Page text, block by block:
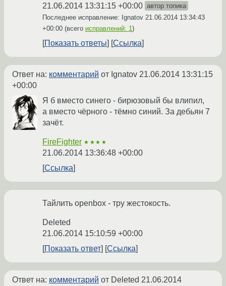
21.06.2014 13:31:15 +00:00 автор топика
Последнее исправление: Ignatov 21.06.2014 13:34:43
+00:00 (всего исправлений: 1)
Показать ответы Ссылка
Ответ на: комментарий от Ignatov 21.06.2014 13:31:15
+00:00
Я б вместо синего - бирюзовый бы влипил,
а вместо чёрного - тёмно синий. За дебьян 7
зачёт.
FireFighter ★★★★
21.06.2014 13:36:48 +00:00
Ссылка
Тайлить openbox - тру жестокость.
Deleted
21.06.2014 15:10:59 +00:00
Показать ответ
Ссылка
Ответ на: комментарий от Deleted 21.06.2014